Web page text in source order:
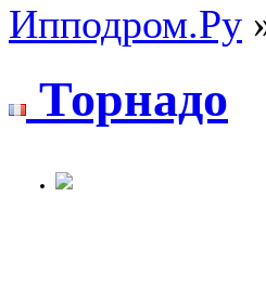
Ипподром.Ру
Торнaдо